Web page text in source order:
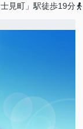
見町」駅徒歩19分